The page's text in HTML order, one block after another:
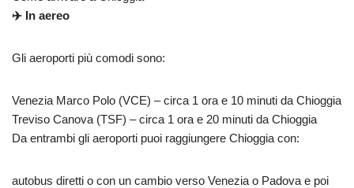
✈️ In aereo
Gli aeroporti più comodi sono:
Venezia Marco Polo (VCE) – circa 1 ora e 10 minuti da Chioggia
Treviso Canova (TSF) – circa 1 ora e 20 minuti da Chioggia
Da entrambi gli aeroporti puoi raggiungere Chioggia con:
autobus diretti o con un cambio verso Venezia o Padova e poi